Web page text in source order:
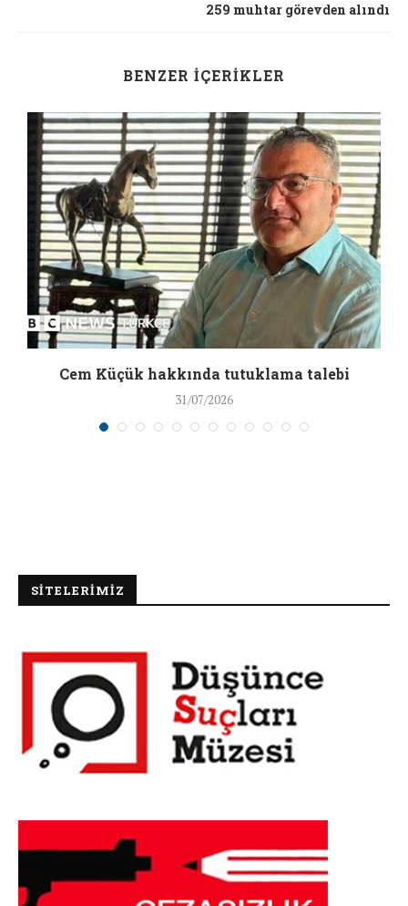
259 muhtar görevden alındı
BENZER İÇERIKLER
Cem Küçük hakkında tutuklama talebi
31/07/2026
SİTELERİMİZ